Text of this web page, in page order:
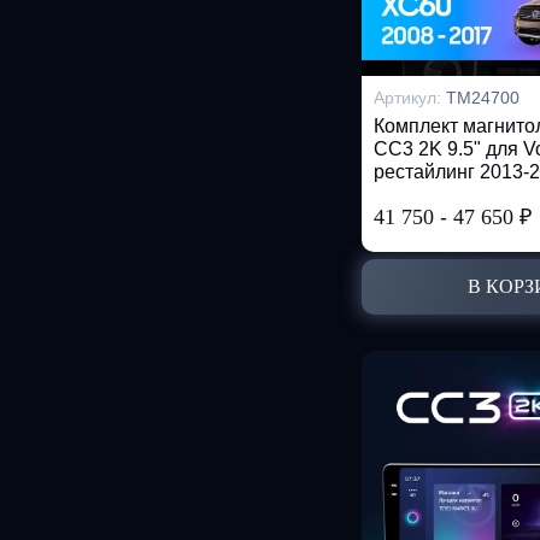
Артикул: TM24700
Комплект
CC3 2K 9.5" для
рестайлинг 2013-
41 750 - 47 650 ₽
В